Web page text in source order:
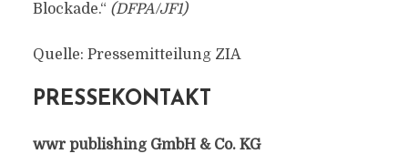
Blockade.“ (DFPA/JF1)
Quelle: Pressemitteilung ZIA
PRESSEKONTAKT
wwr publishing GmbH & Co. KG